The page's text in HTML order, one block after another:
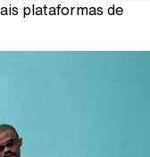
plataformas de